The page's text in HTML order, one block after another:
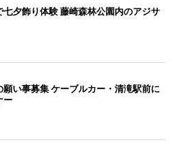
七夕飾り体験 藤崎森林公園内のアジサ
願い事募集 ケーブルカー・清滝駅前に
ー